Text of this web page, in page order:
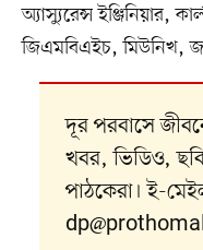
অ্যাস্যুরেন্স ইঞ্জিনিয়ার,
জিএমবিএইচ, মিউনিখ,
দূর পরবাসে
খবর, ভিডিও,
পাঠকেরা। ই-